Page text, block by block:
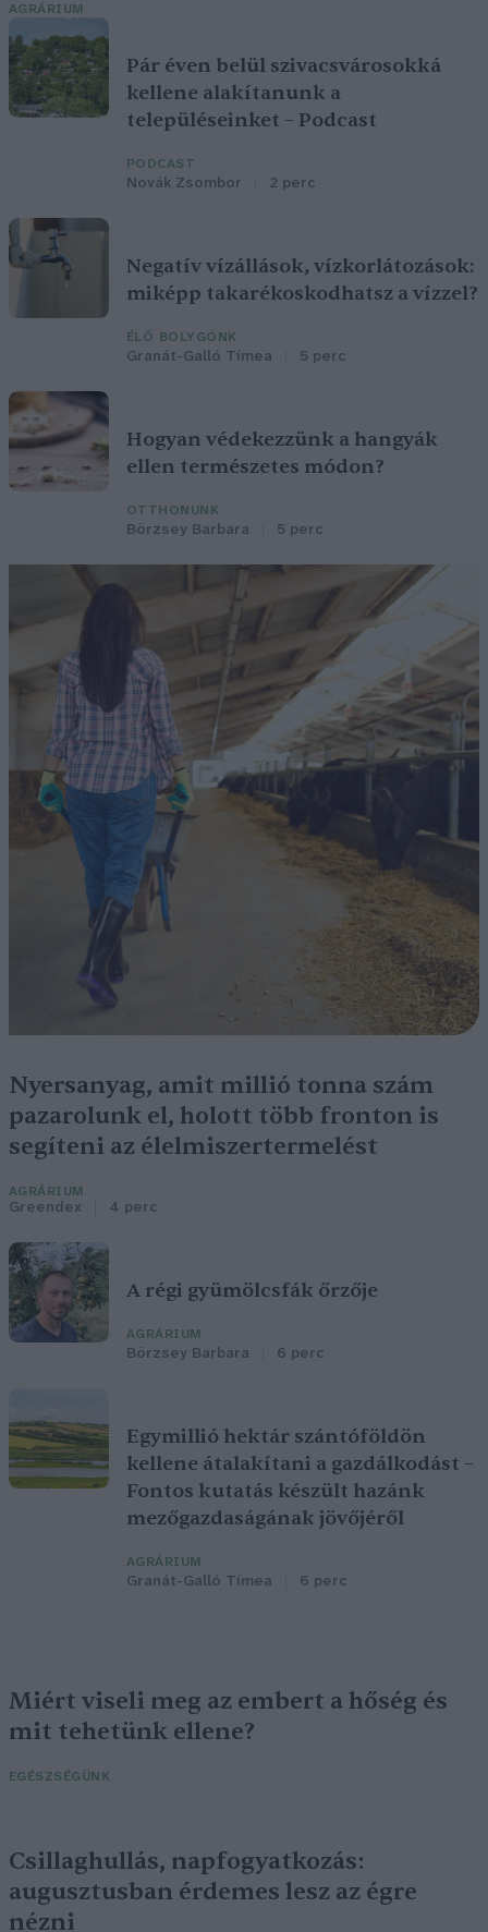
AGRÁRIUM
Pár éven belül szivacsvárosokká
kellene alakítanunk a
településeinket – Podcast
PODCAST
Novák Zsombor 2 perc
Negatív vízállások, vízkorlátozások:
miképp takarékoskodhatsz a vízzel?
ÉLŐ BOLYGÓNK
Granát-Galló Tímea 5 perc
Hogyan védekezzünk a hangyák
ellen természetes módon?
OTTHONUNK
Börzsey Barbara 5 perc
Nyersanyag, amit millió tonna szám
pazarolunk el, holott több fronton is
segíteni az élelmiszertermelést
AGRÁRIUM
Greendex 4 perc
A régi gyümölcsfák őrzője
AGRÁRIUM
Börzsey Barbara 6 perc
Egymillió hektár szántóföldön
kellene átalakítani a gazdálkodást –
Fontos kutatás készült hazánk
mezőgazdaságának jövőjéről
AGRÁRIUM
Granát-Galló Tímea 6 perc
Miért viseli meg az embert a hőség és
mit tehetünk ellene?
EGÉSZSÉGÜNK
Csillaghullás, napfogyatkozás:
augusztusban érdemes lesz az égre
nézni